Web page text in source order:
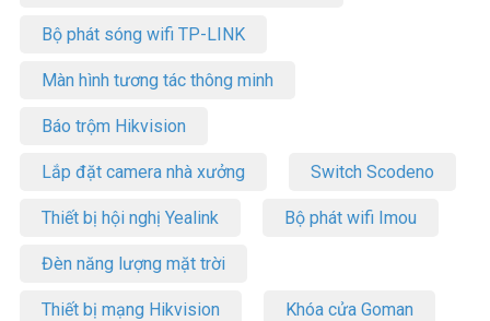
Bộ phát sóng wifi TP-LINK
Màn hình tương tác thông minh
Báo trộm Hikvision
Lắp đặt camera nhà xưởng Switch Scodeno
Thiết bị hội nghị Yealink Bộ phát wifi Imou
Đèn năng lượng mặt trời
Thiết bị mạng Hikvision Khóa cửa Goman